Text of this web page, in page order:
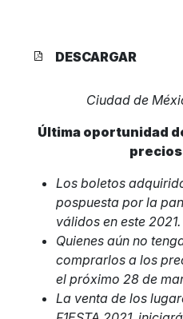
DESCARGAR
Ciudad de
Última oportunidad
Los boletos
pospuesta por la
válidos en este 2021.
Quienes aún no
comprarlos a los
el próximo 28 de
La venta de los